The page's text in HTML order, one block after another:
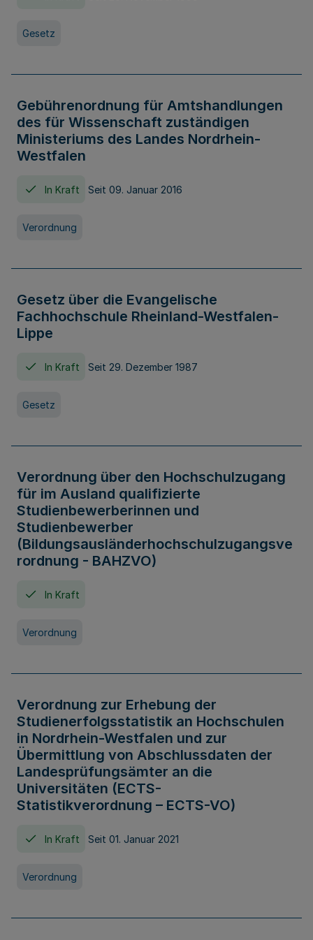
Gesetz
Gebührenordnung für Amtshandlungen
des für Wissenschaft zuständigen
Ministeriums des Landes Nordrhein-
Westfalen
In Kraft Seit 09. Januar 2016
Verordnung
Gesetz über die Evangelische
Fachhochschule Rheinland-Westfalen-
Lippe
In Kraft Seit 29. Dezember 1987
Gesetz
Verordnung über den Hochschulzugang
für im Ausland qualifizierte
Studienbewerberinnen und
Studienbewerber
(Bildungsausländerhochschulzugangsve
rordnung - BAHZVO)
In Kraft
Verordnung
Verordnung zur Erhebung der
Studienerfolgsstatistik an Hochschulen
in Nordrhein-Westfalen und zur
Übermittlung von Abschlussdaten der
Landesprüfungsämter an die
Universitäten (ECTS-
Statistikverordnung – ECTS-VO)
In Kraft Seit 01. Januar 2021
Verordnung